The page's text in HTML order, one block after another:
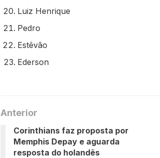
Luiz Henrique
Pedro
Estêvão
Ederson
Anterior
Corinthians faz proposta por
Memphis Depay e aguarda
resposta do holandês